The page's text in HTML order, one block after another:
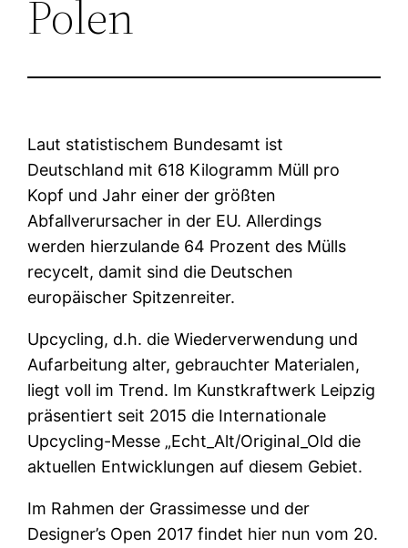
Polen
Laut statistischem Bundesamt ist
Deutschland mit 618 Kilogramm Müll pro
Kopf und Jahr einer der größten
Abfallverursacher in der EU. Allerdings
werden hierzulande 64 Prozent des Mülls
recycelt, damit sind die Deutschen
europäischer Spitzenreiter.
Upcycling, d.h. die Wiederverwendung und
Aufarbeitung alter, gebrauchter Materialen,
liegt voll im Trend. Im Kunstkraftwerk Leipzig
präsentiert seit 2015 die Internationale
Upcycling-Messe „Echt_Alt/Original_Old die
aktuellen Entwicklungen auf diesem Gebiet.
Im Rahmen der Grassimesse und der
Designer’s Open 2017 findet hier nun vom 20.